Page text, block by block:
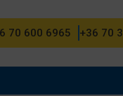
70 600 6965 +36 70